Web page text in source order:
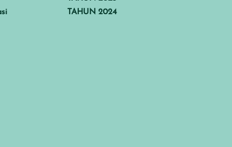
TAHUN 2024